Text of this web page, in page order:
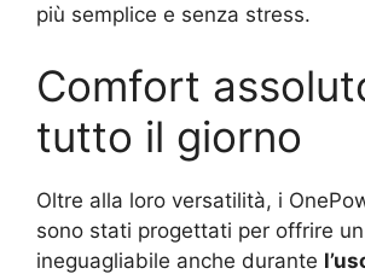
più semplice e senza stress.
Comfort
tutto il giorno
Oltre alla loro versatilità, i
sono stati progettati per offrire
ineguagliabile anche durante